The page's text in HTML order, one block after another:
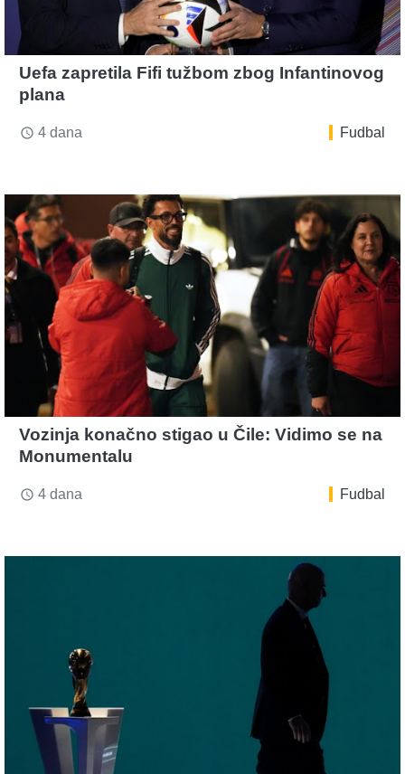
Uefa zapretila Fifi tužbom zbog Infantinovog
plana
access_time 4 dana Fudbal
Vozinja konačno stigao u Čile: Vidimo se na
Monumentalu
access_time 4 dana Fudbal